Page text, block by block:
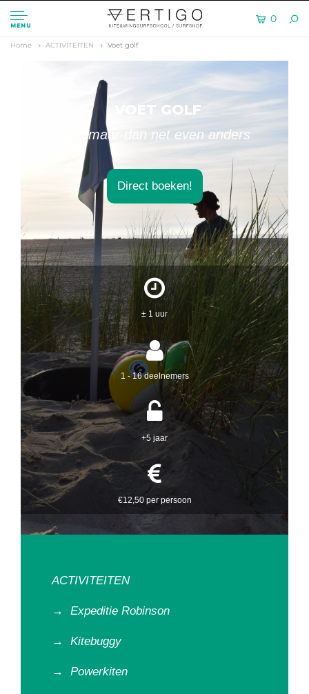
MENU
0
Home ACTIVITEITEN Voet golf
VOET GOLF
Golf maar dan net even anders
Direct boeken!
± 1 uur
1 - 16 deelnemers
+5 jaar
€12,50 per persoon
ACTIVITEITEN
→ Expeditie Robinson
→ Kitebuggy
→ Powerkiten